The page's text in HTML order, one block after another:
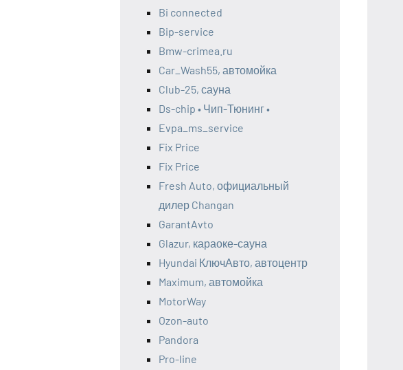
Bi connected
Bip-service
Bmw-crimea.ru
Car_Wash55, автомойка
Club-25, сауна
Ds-chip • Чип-Тюнинг •
Evpa_ms_service
Fix Price
Fix Price
Fresh Auto, официальный
дилер Changan
GarantAvto
Glazur, караоке-сауна
Hyundai КлючАвто, автоцентр
Maximum, автомойка
MotorWay
Ozon-auto
Pandora
Pro-line